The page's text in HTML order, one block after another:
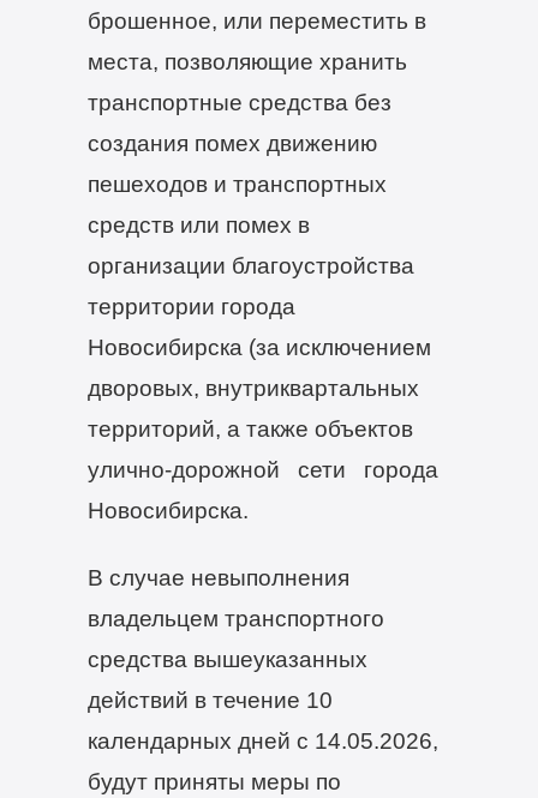
брошенное, или переместить в
места, позволяющие хранить
транспортные средства без
создания помех движению
пешеходов и транспортных
средств или помех в
организации благоустройства
территории города
Новосибирска (за исключением
дворовых, внутриквартальных
территорий, а также объектов
улично-дорожной сети города
Новосибирска.
В случае невыполнения
владельцем транспортного
средства вышеуказанных
действий в течение 10
календарных дней с 14.05.2026,
будут приняты меры по